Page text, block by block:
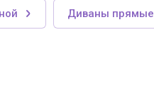
Диваны прямые